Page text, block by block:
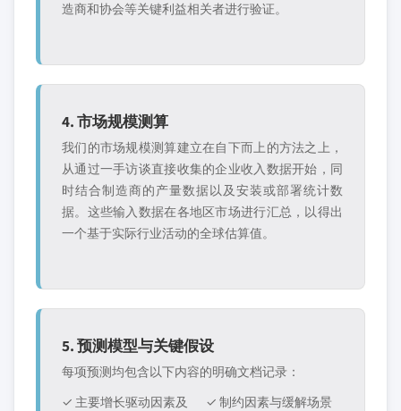
造商和协会等关键利益相关者进行验证。
4. 市场规模测算
我们的市场规模测算建立在自下而上的方法之上，
从通过一手访谈直接收集的企业收入数据开始，同
时结合制造商的产量数据以及安装或部署统计数
据。这些输入数据在各地区市场进行汇总，以得出
一个基于实际行业活动的全球估算值。
5. 预测模型与关键假设
每项预测均包含以下内容的明确文档记录：
✓ 主要增长驱动因素及
✓ 制约因素与缓解场景